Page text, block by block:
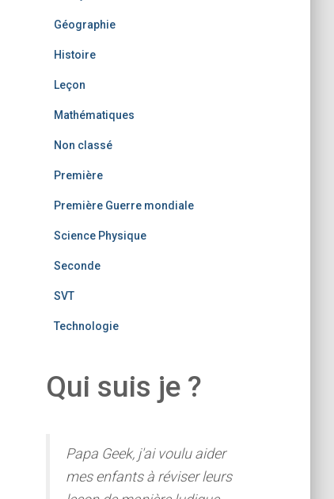
Géographie
Histoire
Leçon
Mathématiques
Non classé
Première
Première Guerre mondiale
Science Physique
Seconde
SVT
Technologie
Qui suis je ?
Papa Geek, j'ai voulu aider
mes enfants à réviser leurs